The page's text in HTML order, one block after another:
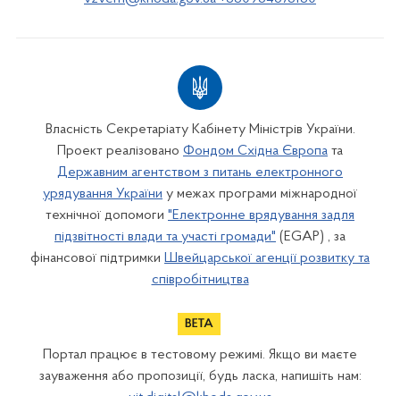
Власність Секретаріату Кабінету Міністрів України.
Проект реалізовано Фондом Східна Європа та
Державним агентством з питань електронного
урядування України у межах програми міжнародної
технічної допомоги "Електронне врядування задля
підзвітності влади та участі громади" (EGAP) , за
фінансової підтримки Швейцарської агенції розвитку та
співробітництва
Портал працює в тестовому режимі. Якщо ви маєте
зауваження або пропозиції, будь ласка, напишіть нам: